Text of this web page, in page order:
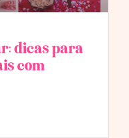
dicas para
com